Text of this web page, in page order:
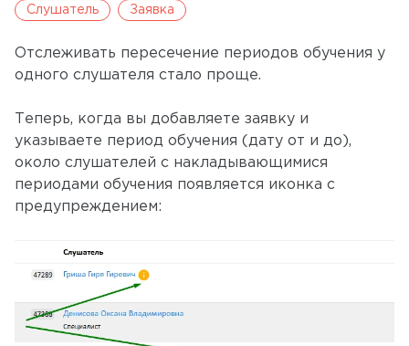
Слушатель Заявка
Отслеживать пересечение периодов обучения у
одного слушателя стало проще.
Теперь, когда вы добавляете заявку и
указываете период обучения (дату от и до),
около слушателей с накладывающимися
периодами обучения появляется иконка с
предупреждением: